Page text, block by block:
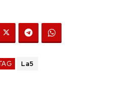
La5